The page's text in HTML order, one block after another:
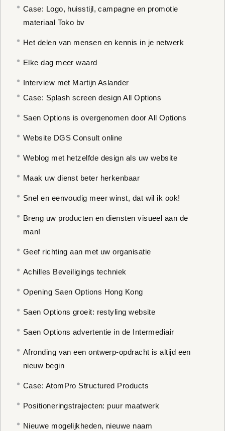
Case: Logo, huisstijl, campagne en promotie
materiaal Toko bv
Het delen van mensen en kennis in je netwerk
Elke dag meer waard
Interview met Martijn Aslander
Case: Splash screen design All Options
Saen Options is overgenomen door All Options
Website DGS Consult online
Weblog met hetzelfde design als uw website
Maak uw dienst beter herkenbaar
Snel en eenvoudig meer winst, dat wil ik ook!
Breng uw producten en diensten visueel aan de
man!
Geef richting aan met uw organisatie
Achilles Beveiligings techniek
Opening Saen Options Hong Kong
Saen Options groeit: restyling website
Saen Options advertentie in de Intermediair
Afronding van een ontwerp-opdracht is altijd een
nieuw begin
Case: AtomPro Structured Products
Positioneringstrajecten: puur maatwerk
Nieuwe mogelijkheden, nieuwe naam